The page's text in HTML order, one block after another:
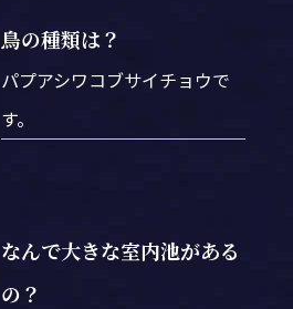
鳥の種類は？
パプアシワコブサイチョウで
す。
なんで大きな室内池がある
の？